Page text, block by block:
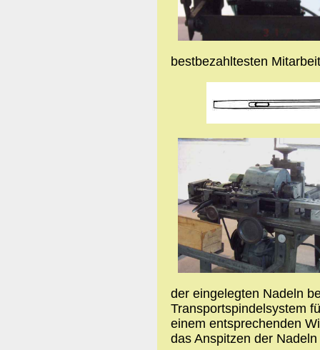
bestbezahltesten
der eingelegten Nadeln
Transportspindelsystem
einem entsprechenden
das Anspitzen der